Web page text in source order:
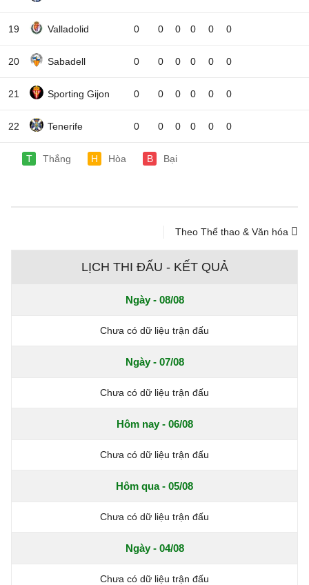
19 Valladolid 0 0 0 0 0 0
20 Sabadell 0 0 0 0 0 0
21 Sporting Gijon 0 0 0 0 0 0
22 Tenerife 0 0 0 0 0 0
T Thắng H Hòa B Bại
Theo Thể thao & Văn hóa
LỊCH THI ĐẤU - KẾT QUẢ
Ngày - 08/08
Chưa có dữ liệu trận đấu
Ngày - 07/08
Chưa có dữ liệu trận đấu
Hôm nay - 06/08
Chưa có dữ liệu trận đấu
Hôm qua - 05/08
Chưa có dữ liệu trận đấu
Ngày - 04/08
Chưa có dữ liệu trận đấu